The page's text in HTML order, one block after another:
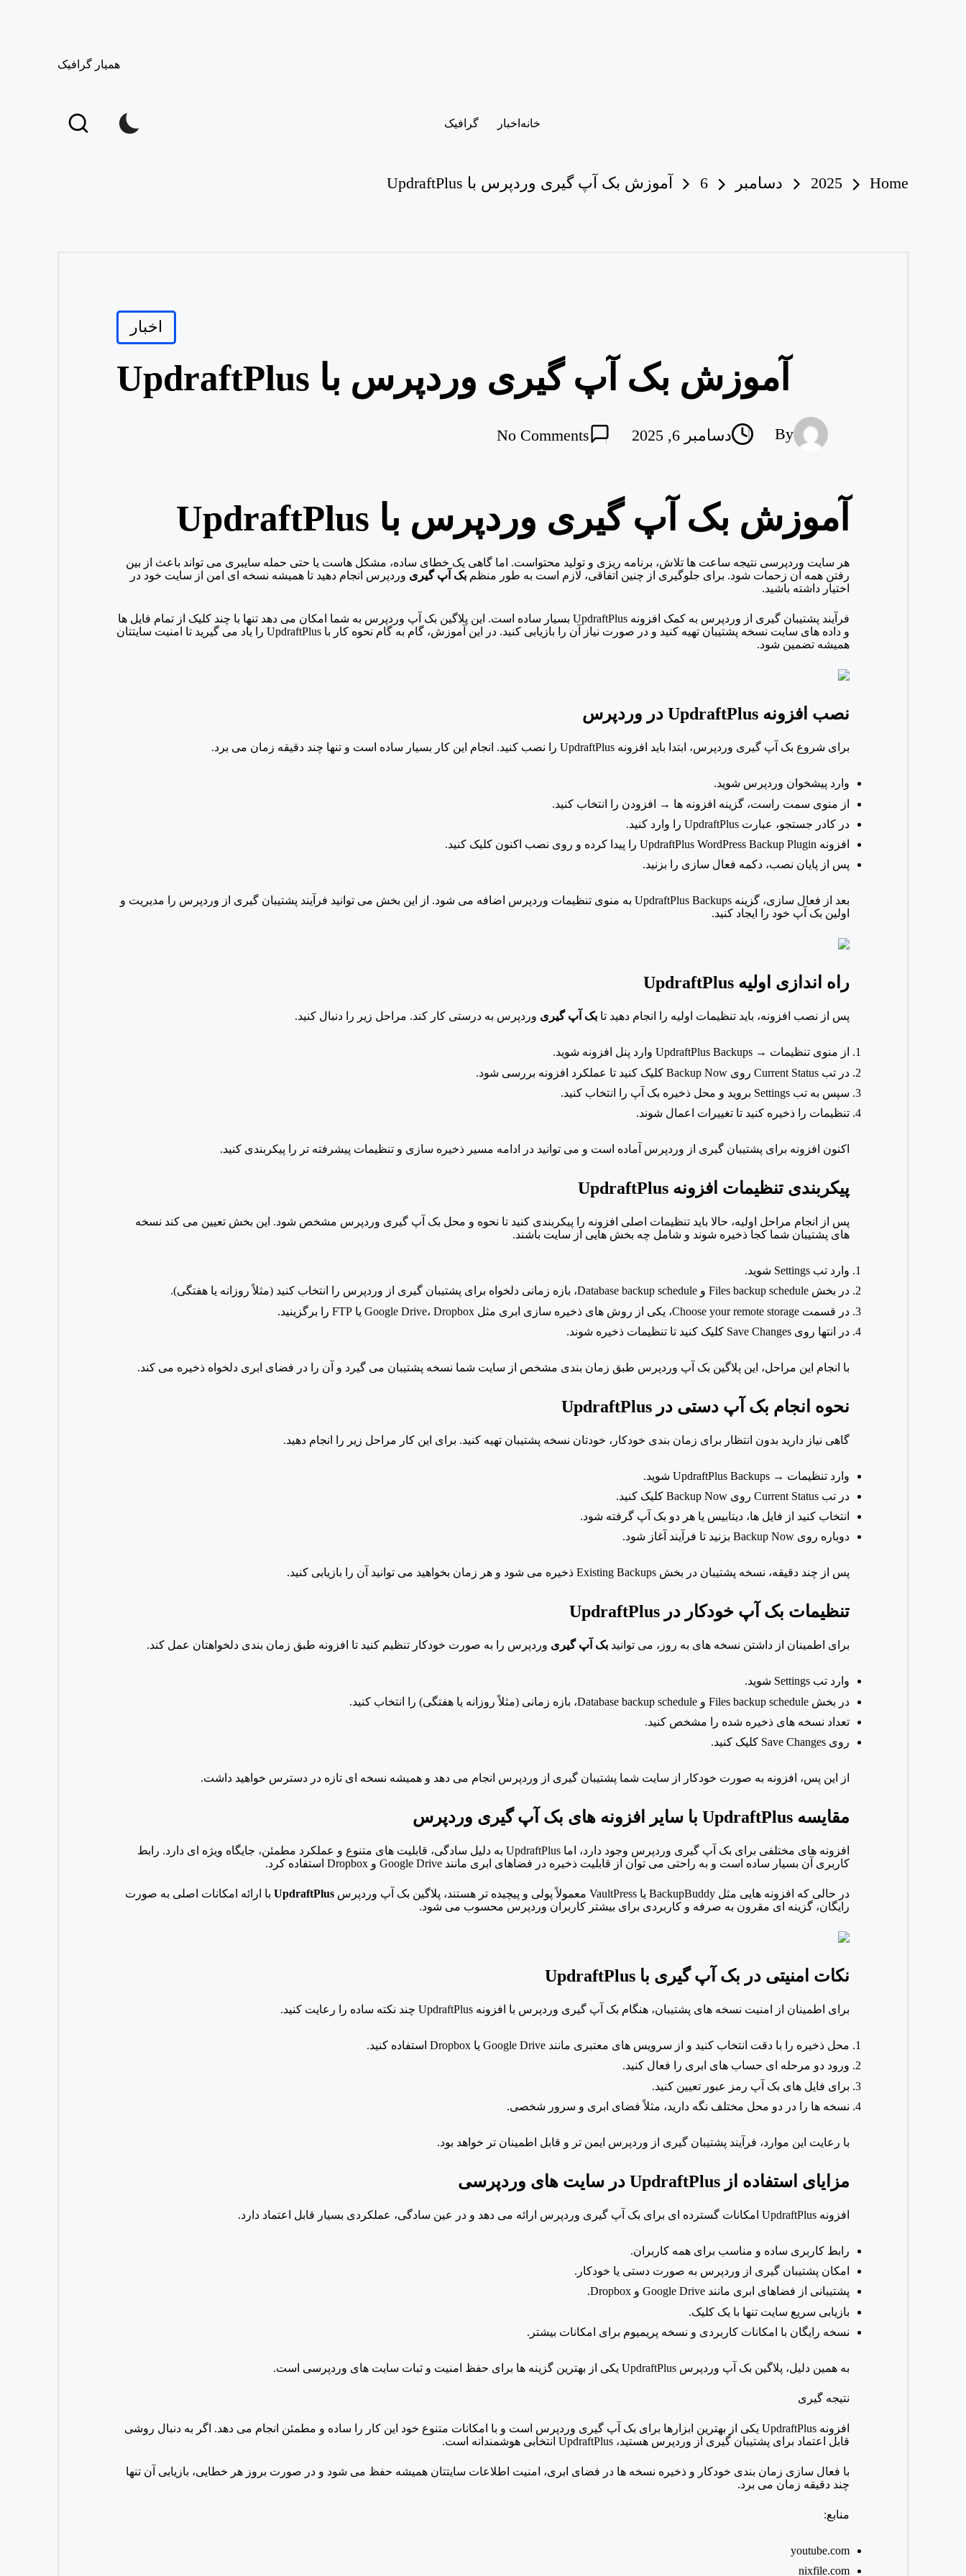
همیار گرافیک
خانه اخبار گرافیک
Home
2025 دسامبر 6 آموزش بک آپ گیری وردپرس با UpdraftPlus
Posted
in
اخبار
آموزش بک آپ گیری وردپرس با UpdraftPlus
Posted
By دسامبر 6, 2025 No Comments
آموزش بک آپ گیری وردپرس با UpdraftPlus
هر سایت وردپرسی نتیجه ساعت ها تلاش، برنامه ریزی و تولید محتواست. اما گاهی یک خطای ساده، مشکل هاست یا حتی حمله سایبری می تواند باعث از بین
رفتن همه آن زحمات شود. برای جلوگیری از چنین اتفاقی، لازم است به طور منظم بک آپ گیری وردپرس انجام دهید تا همیشه نسخه ای امن از سایت خود در
اختیار داشته باشید.
فرآیند پشتیبان گیری از وردپرس به کمک افزونه
UpdraftPlus بسیار ساده است. این پلاگین بک آپ وردپرس به شما امکان می دهد تنها با چند کلیک از تمام فایل ها
و داده های سایت نسخه پشتیبان تهیه کنید و در صورت نیاز آن را بازیابی کنید. در این آموزش، گام به گام نحوه کار با
UpdraftPlus را یاد می گیرید تا امنیت سایتتان
همیشه تضمین شود.
نصب افزونه UpdraftPlus در وردپرس
برای شروع بک آپ گیری وردپرس، ابتدا باید افزونه UpdraftPlus را نصب کنید. انجام این کار بسیار ساده است و تنها چند دقیقه زمان می برد.
وارد پیشخوان وردپرس شوید.
از منوی سمت راست، گزینه افزونه ها → افزودن را انتخاب کنید.
در کادر جستجو، عبارت UpdraftPlus را وارد کنید.
افزونه UpdraftPlus WordPress Backup Plugin را پیدا کرده و روی نصب اکنون کلیک کنید.
پس از پایان نصب، دکمه فعال سازی را بزنید.
بعد از فعال سازی، گزینه
UpdraftPlus Backups به منوی تنظیمات وردپرس اضافه می شود. از این بخش می توانید فرآیند پشتیبان گیری از وردپرس را مدیریت و
اولین بک آپ خود را ایجاد کنید.
راه اندازی اولیه UpdraftPlus
پس از نصب افزونه، باید تنظیمات اولیه را انجام دهید تا بک آپ گیری وردپرس به درستی کار کند. مراحل زیر را دنبال کنید.
از منوی تنظیمات → UpdraftPlus Backups وارد پنل افزونه شوید.
در تب Current Status روی
Backup Now کلیک کنید تا عملکرد افزونه بررسی شود.
سپس به تب Settings بروید و محل ذخیره بک آپ را انتخاب کنید.
تنظیمات را ذخیره کنید تا تغییرات اعمال شوند.
اکنون افزونه برای پشتیبان گیری از وردپرس آماده است و می توانید در ادامه مسیر ذخیره سازی و تنظیمات پیشرفته تر را پیکربندی کنید.
پیکربندی تنظیمات افزونه UpdraftPlus
پس از انجام مراحل اولیه، حالا باید تنظیمات اصلی افزونه را پیکربندی کنید تا نحوه و محل بک آپ گیری وردپرس مشخص شود. این بخش تعیین می کند نسخه
های پشتیبان شما کجا ذخیره شوند و شامل چه بخش هایی از سایت باشند.
وارد تب Settings شوید.
در بخش Files backup schedule و
Database backup schedule، بازه زمانی دلخواه برای پشتیبان گیری از وردپرس را انتخاب کنید (مثلاً روزانه یا هفتگی).
در قسمت Choose your remote storage، یکی از روش های ذخیره سازی ابری مثل Google Drive، Dropbox یا
FTP را برگزینید.
در انتها روی Save Changes کلیک کنید تا تنظیمات ذخیره شوند.
با انجام این مراحل، این پلاگین بک آپ وردپرس طبق زمان بندی مشخص از سایت شما نسخه پشتیبان می گیرد و آن را در فضای ابری دلخواه ذخیره می کند.
نحوه انجام بک آپ دستی در UpdraftPlus
گاهی نیاز دارید بدون انتظار برای زمان بندی خودکار، خودتان نسخه پشتیبان تهیه کنید. برای این کار مراحل زیر را انجام دهید.
وارد تنظیمات → UpdraftPlus Backups شوید.
در تب Current Status روی
Backup Now کلیک کنید.
انتخاب کنید از فایل ها، دیتابیس یا هر دو بک آپ گرفته شود.
دوباره روی Backup Now بزنید تا فرآیند آغاز شود.
پس از چند دقیقه، نسخه پشتیبان در بخش Existing Backups ذخیره می شود و هر زمان بخواهید می توانید آن را بازیابی کنید.
تنظیمات بک آپ خودکار در UpdraftPlus
برای اطمینان از داشتن نسخه های به روز، می توانید بک آپ گیری وردپرس را به صورت خودکار تنظیم کنید تا افزونه طبق زمان بندی دلخواهتان عمل کند.
وارد تب Settings شوید.
در بخش Files backup schedule و
Database backup schedule، بازه زمانی (مثلاً روزانه یا هفتگی) را انتخاب کنید.
تعداد نسخه های ذخیره شده را مشخص کنید.
روی Save Changes کلیک کنید.
از این پس، افزونه به صورت خودکار از سایت شما پشتیبان گیری از وردپرس انجام می دهد و همیشه نسخه ای تازه در دسترس خواهید داشت.
مقایسه UpdraftPlus با سایر افزونه های بک آپ گیری وردپرس
افزونه های مختلفی برای بک آپ گیری وردپرس وجود دارد، اما
UpdraftPlus به دلیل سادگی، قابلیت های متنوع و عملکرد مطمئن، جایگاه ویژه ای دارد. رابط
کاربری آن بسیار ساده است و به راحتی می توان از قابلیت ذخیره در فضاهای ابری مانند Google Drive و Dropbox استفاده کرد.
در حالی که افزونه هایی مثل BackupBuddy یا VaultPress معمولاً پولی و پیچیده تر هستند، پلاگین بک آپ وردپرس UpdraftPlus با ارائه امکانات اصلی به صورت
رایگان، گزینه ای مقرون به صرفه و کاربردی برای بیشتر کاربران وردپرس محسوب می شود.
نکات امنیتی در بک آپ گیری با UpdraftPlus
برای اطمینان از امنیت نسخه های پشتیبان، هنگام بک آپ گیری وردپرس با افزونه UpdraftPlus چند نکته ساده را رعایت کنید.
محل ذخیره را با دقت انتخاب کنید و از سرویس های معتبری مانند Google Drive یا
Dropbox استفاده کنید.
ورود دو مرحله ای حساب های ابری را فعال کنید.
برای فایل های بک آپ رمز عبور تعیین کنید.
نسخه ها را در دو محل مختلف نگه دارید، مثلاً فضای ابری و سرور شخصی.
با رعایت این موارد، فرآیند پشتیبان گیری از وردپرس ایمن تر و قابل اطمینان تر خواهد بود.
مزایای استفاده از UpdraftPlus در سایت های وردپرسی
افزونه UpdraftPlus امکانات گسترده ای برای بک آپ گیری وردپرس ارائه می دهد و در عین سادگی، عملکردی بسیار قابل اعتماد دارد.
رابط کاربری ساده و مناسب برای همه کاربران.
امکان پشتیبان گیری از وردپرس به صورت دستی یا خودکار.
پشتیبانی از فضاهای ابری مانند Google Drive و
Dropbox.
بازیابی سریع سایت تنها با یک کلیک.
نسخه رایگان با امکانات کاربردی و نسخه پریمیوم برای امکانات بیشتر.
به همین دلیل، پلاگین بک آپ وردپرس UpdraftPlus یکی از بهترین گزینه ها برای حفظ امنیت و ثبات سایت های وردپرسی است.
نتیجه گیری
افزونه
UpdraftPlus یکی از بهترین ابزارها برای بک آپ گیری وردپرس است و با امکانات متنوع خود این کار را ساده و مطمئن انجام می دهد. اگر به دنبال روشی
قابل اعتماد برای پشتیبان گیری از وردپرس هستید، UpdraftPlus انتخابی هوشمندانه است.
با فعال سازی زمان بندی خودکار و ذخیره نسخه ها در فضای ابری، امنیت اطلاعات سایتتان همیشه حفظ می شود و در صورت بروز هر خطایی، بازیابی آن تنها
چند دقیقه زمان می برد.
منابع:
youtube.com
nixfile.com